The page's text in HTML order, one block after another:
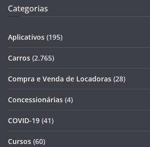
Categorias
Aplicativos (195)
Carros (2.765)
Compra e Venda de Locadoras (28)
Concessionárias (4)
COVID-19 (41)
Cursos (60)